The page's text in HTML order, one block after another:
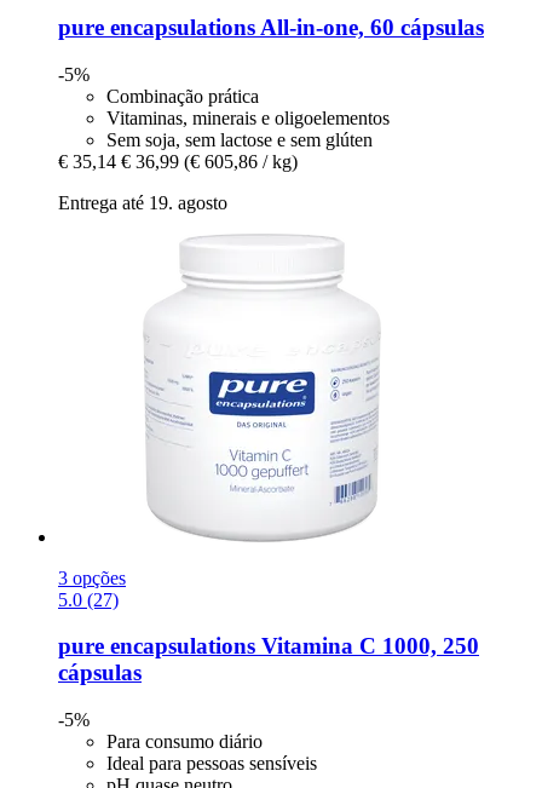
pure encapsulations All-​in-​one, 60 cápsulas
-5%
Combinação prática
Vitaminas, minerais e oligoelementos
Sem soja, sem lactose e sem glúten
€ 35,14 € 36,99 (€ 605,86 / kg)
Entrega até 19. agosto
3 opções
5.0 (27)
pure encapsulations Vitamina C 1000, 250
cápsulas
-5%
Para consumo diário
Ideal para pessoas sensíveis